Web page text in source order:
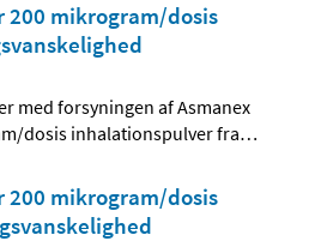
200 mikrogram/dosis
med forsyningen af Asmanex
dosis inhalationspulver fra…
200 mikrogram/dosis